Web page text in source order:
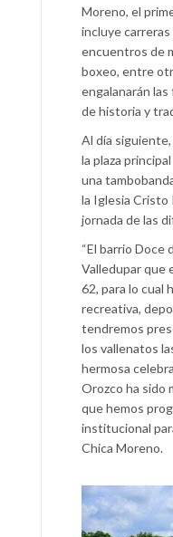
Moreno, el
incluye
encuentros de
boxeo, entre
engalanarán
de historia y
Al día
la plaza
una
la Iglesia Cristo
jornada de las
“El barrio
Valledupar que
62, para lo cual
recreativa,
tendremos
los vallenatos
hermosa
Orozco ha sido
que hemos
institucional
Chica Moreno.